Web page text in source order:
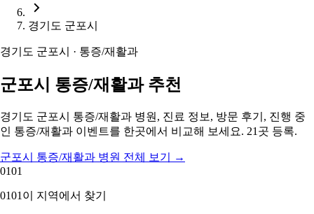
경기도 군포시
경기도 군포시 · 통증/재활과
군포시 통증/재활과 추천
경기도 군포시 통증/재활과 병원, 진료 정보, 방문 후기, 진행 중
인 통증/재활과 이벤트를 한곳에서 비교해 보세요. 21곳 등록.
군포시 통증/재활과 병원 전체 보기
→
0101
0101 이 지역에서 찾기